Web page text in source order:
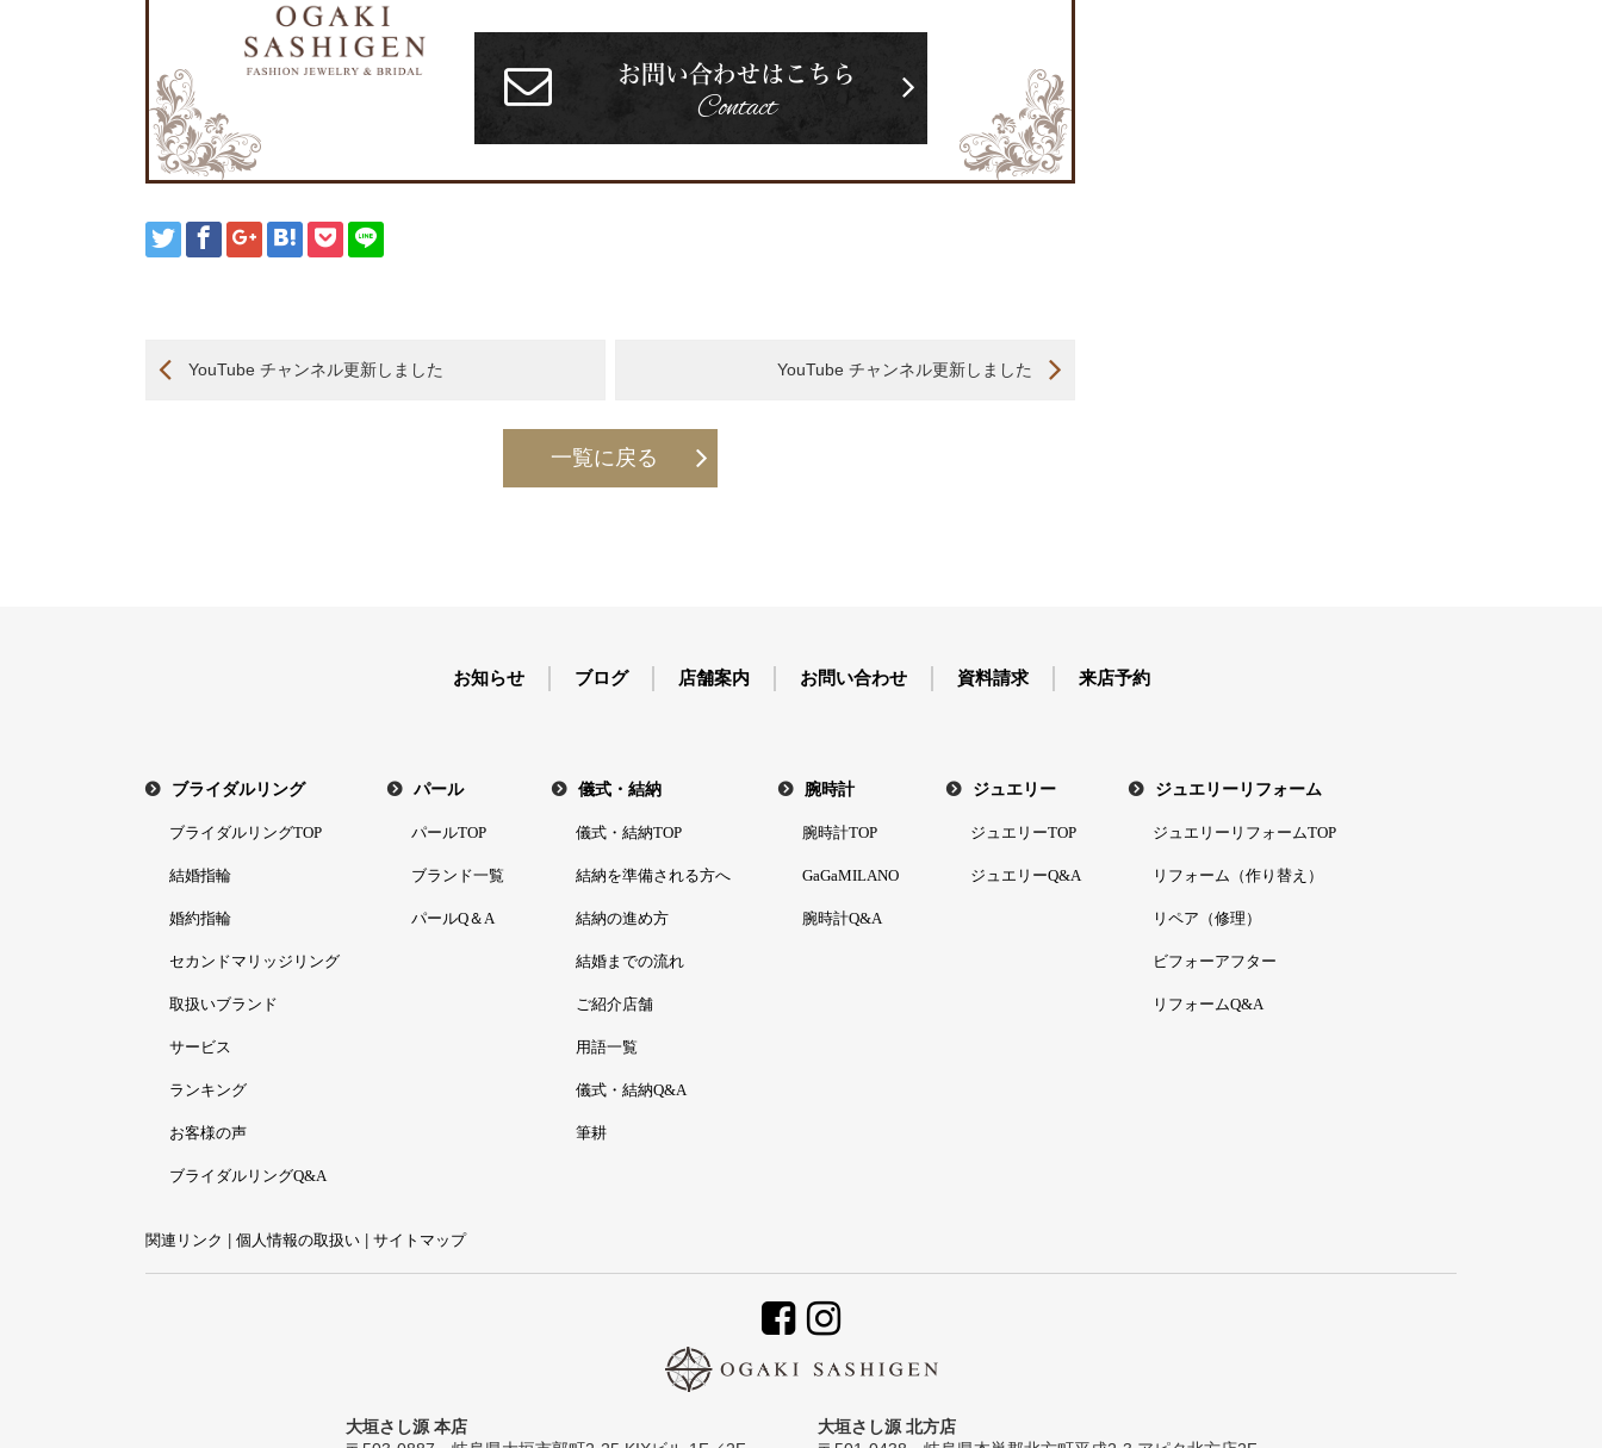
お問い合わせはこちら
Contact
YouTube チャンネル更新しました YouTube チャンネル更新しました
一覧に戻る
お知らせ ブログ 店舗案内 お問い合わせ 資料請求 来店予約
ブライダルリング
ブライダルリングTOP
結婚指輪
婚約指輪
セカンドマリッジリング
取扱いブランド
サービス
ランキング
お客様の声
ブライダルリングQ&A
パール
パールTOP
ブランド一覧
パールQ＆A
儀式・結納
儀式・結納TOP
結納を準備される方へ
結納の進め方
結婚までの流れ
ご紹介店舗
用語一覧
儀式・結納Q&A
筆耕
腕時計
腕時計TOP
GaGaMILANO
腕時計Q&A
ジュエリー
ジュエリーTOP
ジュエリーQ&A
ジュエリーリフォーム
ジュエリーリフォームTOP
リフォーム（作り替え）
リペア（修理）
ビフォーアフター
リフォームQ&A
関連リンク 個人情報の取扱い サイトマップ
大垣さし源 本店
大垣さし源 北方店